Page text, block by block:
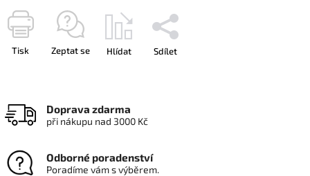
Tisk Zeptat se Hlídat Sdílet
Doprava zdarma
při nákupu nad 3000 Kč
Odborné poradenství
Poradíme vám s výběrem.